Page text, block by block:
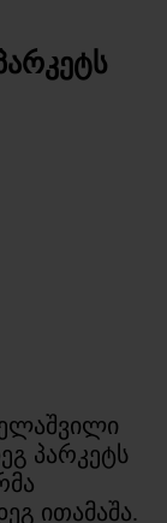
პარკეტს
ითამაშა.